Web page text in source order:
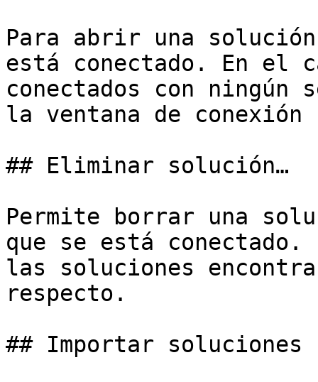
Para abrir una
está conectado. En el
conectados con
la ventana de conexión
## Eliminar solución…
Permite borrar una
que se está
las soluciones
respecto.
## Importar soluciones